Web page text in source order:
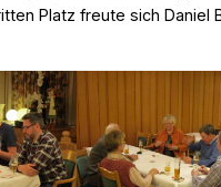
Platz freute sich Daniel